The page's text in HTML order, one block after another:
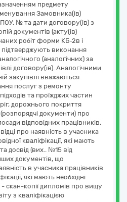
предмету
Замовника(ів)
№ та дати договору(ів) з
документів (акту(ів)
робіт форми КБ-2в і
виконання
(аналогічних) за
договору(ів). Аналогічними
закупівлі вважаються
послуг з ремонту
та проїжджих частин
дорожнього покриття
документи) про
відповідних працівників,
про наявність в учасника
кваліфікації, які мають
досвід (вих.. №15 від
документів, що
в учасника працівників
які мають необхідні
- скан-копії дипломів про вищу
з кваліфікацією